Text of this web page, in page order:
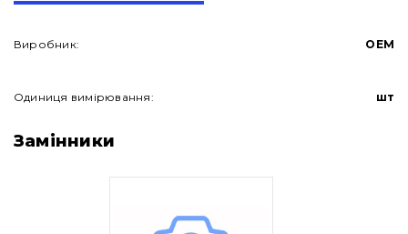
Про нас
Виробник: OEM
Одиниця вимірювання: шт
Замінники